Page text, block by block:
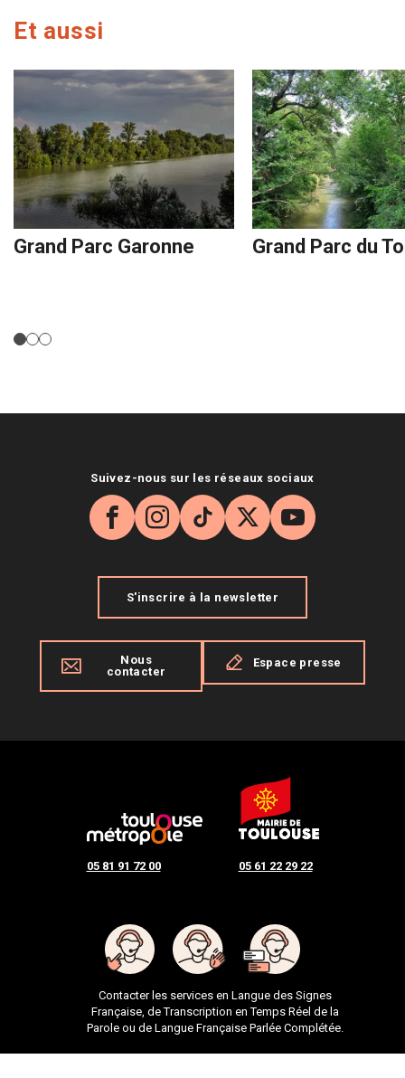
Et aussi
Grand Parc Garonne Grand Parc du
05 81 91 72 00 05 61 22 29 22
Contacter les services en Langue des Signes
Française, de Transcription en Temps Réel de la
Parole ou de Langue Française Parlée Complétée.
Suivez-nous sur les réseaux sociaux
Facebook
Instagram
TikTok
X YouTube
S'inscrire à la newsletter
Nous
contacter
Espace presse